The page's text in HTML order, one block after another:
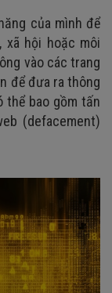
của mình để
hội hoặc môi
vào các trang
để đưa ra thông
thể bao gồm tấn
(defacement)